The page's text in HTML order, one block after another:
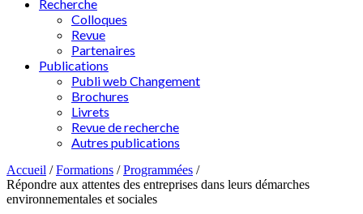
Recherche
Colloques
Revue
Partenaires
Publications
Publi web Changement
Brochures
Livrets
Revue de recherche
Autres publications
Accueil /Formations /Programmées /
Répondre aux attentes des entreprises dans leurs démarches
environnementales et sociales